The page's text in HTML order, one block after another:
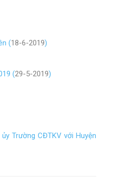
(18-6-2019)
(29-5-2019)
Trường CĐTKV với Huyện